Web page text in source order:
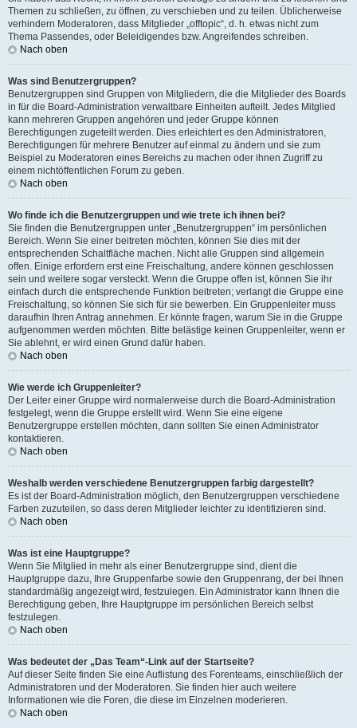
Themen zu schließen, zu öffnen, zu verschieben und zu teilen. Üblicherweise
verhindern Moderatoren, dass Mitglieder „offtopic“, d. h. etwas nicht zum
Thema Passendes, oder Beleidigendes bzw. Angreifendes schreiben.
Nach oben
Was sind Benutzergruppen?
Benutzergruppen sind Gruppen von Mitgliedern, die die Mitglieder des Boards
in für die Board-Administration verwaltbare Einheiten aufteilt. Jedes Mitglied
kann mehreren Gruppen angehören und jeder Gruppe können
Berechtigungen zugeteilt werden. Dies erleichtert es den Administratoren,
Berechtigungen für mehrere Benutzer auf einmal zu ändern und sie zum
Beispiel zu Moderatoren eines Bereichs zu machen oder ihnen Zugriff zu
einem nichtöffentlichen Forum zu geben.
Nach oben
Wo finde ich die Benutzergruppen und wie trete ich ihnen bei?
Sie finden die Benutzergruppen unter „Benutzergruppen“ im persönlichen
Bereich. Wenn Sie einer beitreten möchten, können Sie dies mit der
entsprechenden Schaltfläche machen. Nicht alle Gruppen sind allgemein
offen. Einige erfordern erst eine Freischaltung, andere können geschlossen
sein und weitere sogar versteckt. Wenn die Gruppe offen ist, können Sie ihr
einfach durch die entsprechende Funktion beitreten; verlangt die Gruppe eine
Freischaltung, so können Sie sich für sie bewerben. Ein Gruppenleiter muss
daraufhin Ihren Antrag annehmen. Er könnte fragen, warum Sie in die Gruppe
aufgenommen werden möchten. Bitte belästige keinen Gruppenleiter, wenn er
Sie ablehnt, er wird einen Grund dafür haben.
Nach oben
Wie werde ich Gruppenleiter?
Der Leiter einer Gruppe wird normalerweise durch die Board-Administration
festgelegt, wenn die Gruppe erstellt wird. Wenn Sie eine eigene
Benutzergruppe erstellen möchten, dann sollten Sie einen Administrator
kontaktieren.
Nach oben
Weshalb werden verschiedene Benutzergruppen farbig dargestellt?
Es ist der Board-Administration möglich, den Benutzergruppen verschiedene
Farben zuzuteilen, so dass deren Mitglieder leichter zu identifizieren sind.
Nach oben
Was ist eine Hauptgruppe?
Wenn Sie Mitglied in mehr als einer Benutzergruppe sind, dient die
Hauptgruppe dazu, Ihre Gruppenfarbe sowie den Gruppenrang, der bei Ihnen
standardmäßig angezeigt wird, festzulegen. Ein Administrator kann Ihnen die
Berechtigung geben, Ihre Hauptgruppe im persönlichen Bereich selbst
festzulegen.
Nach oben
Was bedeutet der „Das Team“-Link auf der Startseite?
Auf dieser Seite finden Sie eine Auflistung des Forenteams, einschließlich der
Administratoren und der Moderatoren. Sie finden hier auch weitere
Informationen wie die Foren, die diese im Einzelnen moderieren.
Nach oben